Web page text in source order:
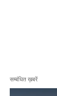
सम्बंधित ख़बरें